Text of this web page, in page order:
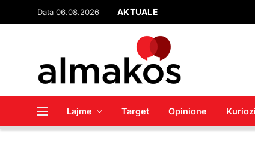
Data 06.08.2026 AKTUALE
Lajme Target Opinione